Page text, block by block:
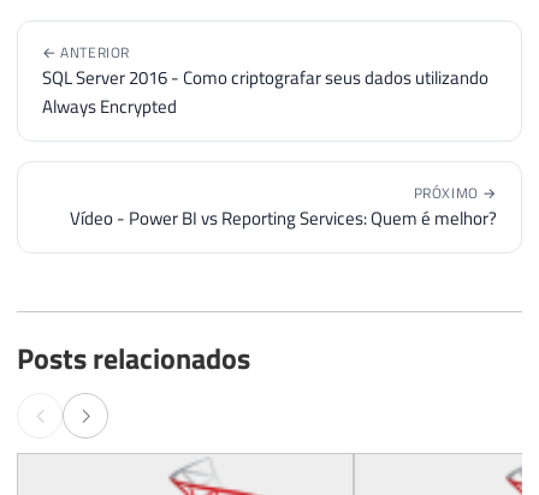
← ANTERIOR
SQL Server 2016 - Como criptografar seus dados utilizando
Always Encrypted
PRÓXIMO →
Vídeo - Power BI vs Reporting Services: Quem é melhor?
Posts relacionados